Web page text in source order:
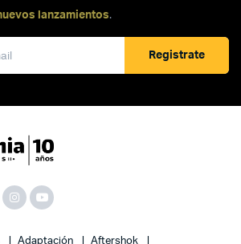
lanzamientos.
Registrate
Adaptación
Aftershok